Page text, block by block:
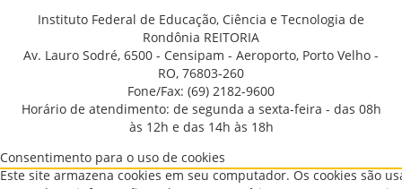
Instituto Federal de Educação, Ciência e Tecnologia de
Rondônia REITORIA
Av. Lauro Sodré, 6500 - Censipam - Aeroporto, Porto Velho -
RO, 76803-260
Fone/Fax: (69) 2182-9600
Horário de atendimento: de segunda a sexta-feira - das 08h
às 12h e das 14h às 18h
Consentimento para o uso de cookies
Este site armazena cookies em seu computador. Os cookies são